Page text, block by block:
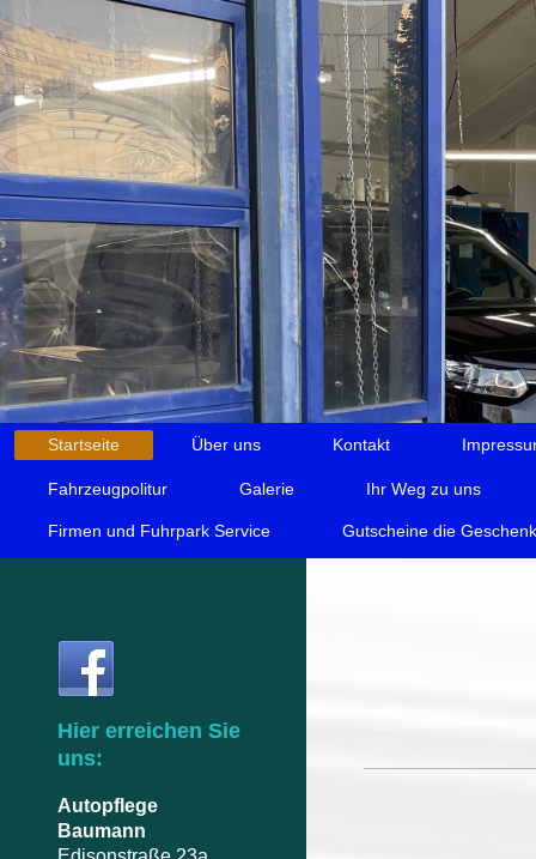
Startseite Über uns Kontakt
Fahrzeugpolitur Galerie Ihr Weg zu uns
Firmen und Fuhrpark Service Gutscheine die
Hier erreichen Sie
uns:
Autopflege
Baumann